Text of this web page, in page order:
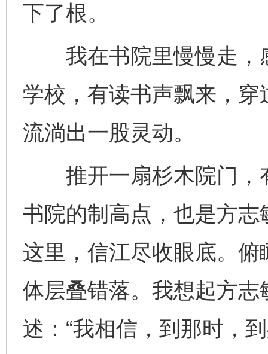
下了根。
我在书院里慢慢走，
学校，有读书声飘来，
流淌出一股灵动。
推开一扇杉木院门，
书院的制高点，也是方
这里，信江尽收眼底。
体层叠错落。我想起方
述：“我相信，到那时，